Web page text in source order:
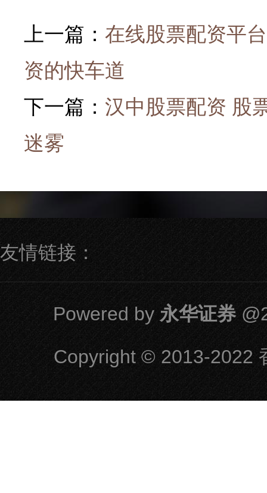
上一篇： 在线股票配资平
资的快车道
下一篇： 汉中股票配资 股
迷雾
友情链接：
Powered by 永华证券
Copyright© 2013-2022